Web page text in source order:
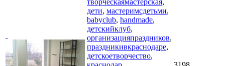
творческаямастерская,
дети, мастеримсдетьми,
babyclub, handmade,
детскийклуб,
организацияпраздников,
праздникивкраснодаре,
детскоетворчество,